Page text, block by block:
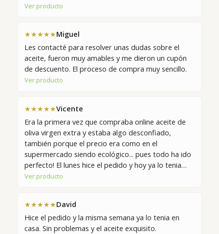
Ver producto
★★★★★Miguel
Les contacté para resolver unas dudas sobre el
aceite, fueron muy amables y me dieron un cupón
de descuento. El proceso de compra muy sencillo.
Ver producto
★★★★★Vicente
Era la primera vez que compraba online aceite de
oliva virgen extra y estaba algo desconfiado,
también porque el precio era como en el
supermercado siendo ecológico... pues todo ha ido
perfecto! El lunes hice el pedido y hoy ya lo tenia…
Ver producto
★★★★★David
Hice el pedido y la misma semana ya lo tenia en
casa. Sin problemas y el aceite exquisito.